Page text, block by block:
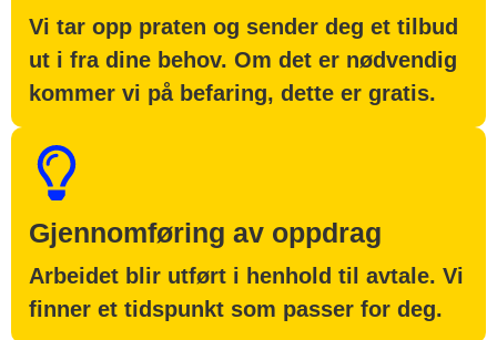
Vi tar opp praten og sender deg et tilbud
ut i fra dine behov. Om det er nødvendig
kommer vi på befaring, dette er gratis.
Gjennomføring av oppdrag
Arbeidet blir utført i henhold til avtale. Vi
finner et tidspunkt som passer for deg.